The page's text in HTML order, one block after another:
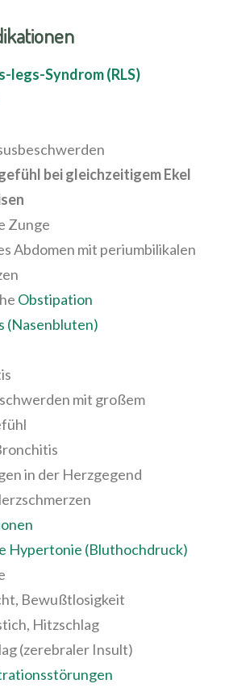
legs-Syndrom (RLS)
bei gleichzeitigem Ekel
Zunge
Abdomen mit periumbilikalen
Obstipation
(Nasenbluten)
mit großem
in der Herzgegend
Hypertonie (Bluthochdruck)
Bewußtlosigkeit
Hitzschlag
(zerebraler Insult)